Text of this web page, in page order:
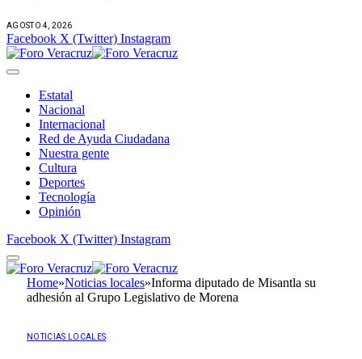
AGOSTO 4, 2026
Facebook X (Twitter) Instagram
Estatal
Nacional
Internacional
Red de Ayuda Ciudadana
Nuestra gente
Cultura
Deportes
Tecnología
Opinión
Facebook X (Twitter) Instagram
Home»Noticias locales»Informa diputado de Misantla su
adhesión al Grupo Legislativo de Morena
NOTICIAS LOCALES